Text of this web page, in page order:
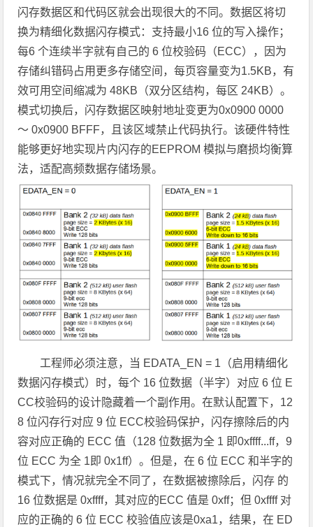
闪存数据区和代码区就会出现很大的不同。数据区将切
换为精细化数据闪存模式：支持最小16 位的写入操作；
每6 个连续半字就有自己的 6 位校验码（ECC），因为
存储纠错码占用更多存储空间，每页容量变为1.5KB，有
效可用空间缩减为 48KB（双分区结构，每区 24KB）。
模式切换后，闪存数据区映射地址变更为0x0900 0000
～ 0x0900 BFFF，且该区域禁止代码执行。该硬件特性
能够更好地实现片内闪存的EEPROM 模拟与磨损均衡算
法，适配高频数据存储场景。
工程师必须注意，当 EDATA_EN = 1（启用精细化
数据闪存模式）时，每个 16 位数据（半字）对应 6 位 E
CC校验码的设计隐藏着一个副作用。在默认配置下，12
8 位闪存行对应 9 位 ECC校验码保护，闪存擦除后的内
容对应正确的 ECC 值（128 位数据为全 1 即0xffff...ff，9
位 ECC 为全 1即 0x1ff）。但是，在 6 位 ECC 和半字的
模式下，情况就完全不同了，在数据被擦除后，闪存 的
16 位数据是 0xffff，其对应的ECC 值是 0xff；但 0xffff 对
应的正确的 6 位 ECC 校验值应该是0xa1，结果，在 ED